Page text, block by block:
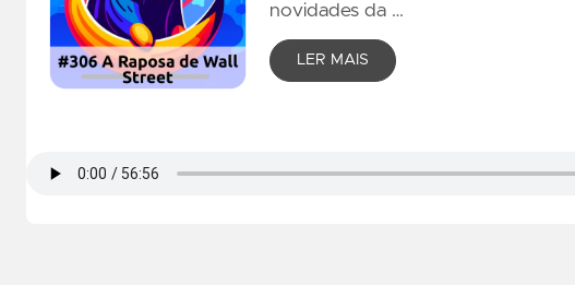
novidades da …
LER MAIS